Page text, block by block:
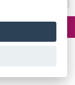
-Privacy- P.I.